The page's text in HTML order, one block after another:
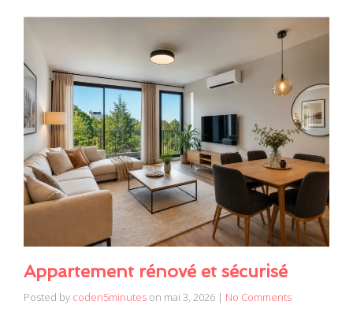
Appartement rénové et sécurisé
Posted by coden5minutes on mai 3, 2026 | No Comments